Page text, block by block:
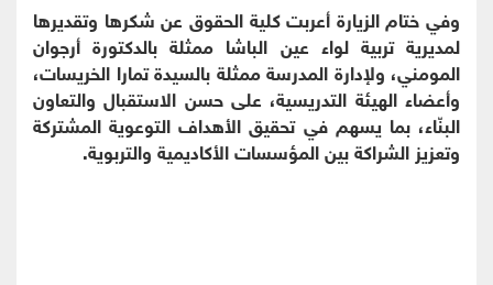
وفي ختام الزيارة أعربت كلية الحقوق عن شكرها وتقديرها
لمديرية تربية لواء عين الباشا ممثلة بالدكتورة أرجوان
المومني، ولإدارة المدرسة ممثلة بالسيدة تمارا الخريسات،
وأعضاء الهيئة التدريسية، على حسن الاستقبال والتعاون
البنّاء، بما يسهم في تحقيق الأهداف التوعوية المشتركة
وتعزيز الشراكة بين المؤسسات الأكاديمية والتربوية.